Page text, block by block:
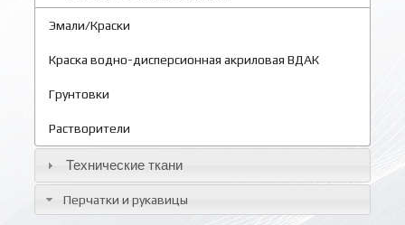
Эмали/Краски
Краска водно-дисперсионная акриловая ВДАК
Грунтовки
Растворители
Технические ткани
Перчатки и рукавицы